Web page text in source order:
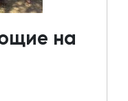
на